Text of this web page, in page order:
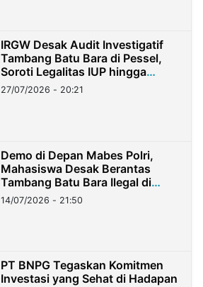
IRGW Desak Audit Investigatif
Tambang Batu Bara di Pessel,
Soroti Legalitas IUP hingga
Stockpile
27/07/2026 - 20:21
Demo di Depan Mabes Polri,
Mahasiswa Desak Berantas
Tambang Batu Bara Ilegal di
Lampung
14/07/2026 - 21:50
PT BNPG Tegaskan Komitmen
Investasi yang Sehat di Hadapan